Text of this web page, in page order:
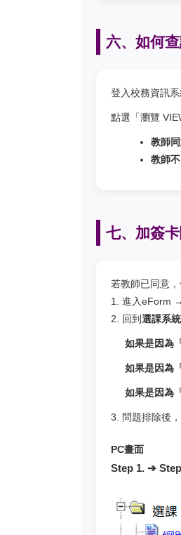
六、如何
登入校務資訊
點選「瀏覽
教師
教師
七、加簽
若教師已同意
1. 進入eForm
2. 回到選課系
如果是因為
如果是因為
如果是因為
3. 問題排除後
PC畫面
Step 1. ➔